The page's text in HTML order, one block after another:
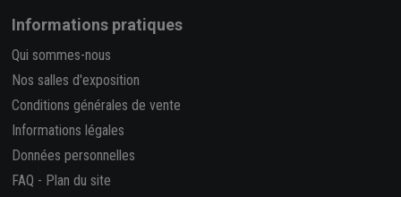
Informations pratiques
Qui sommes-nous
Nos salles d'exposition
Conditions générales de vente
Informations légales
Données personnelles
FAQ - Plan du site